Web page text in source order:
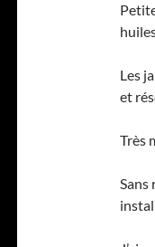
Les
et
Très
Sans